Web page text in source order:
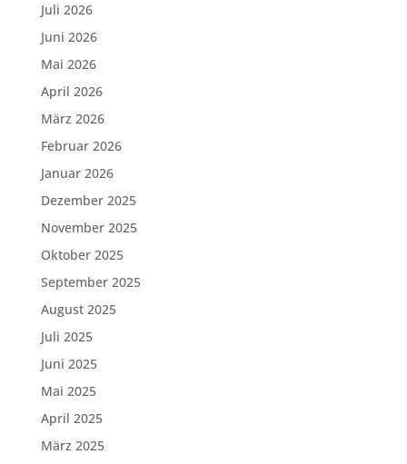
Juli 2026
Juni 2026
Mai 2026
April 2026
März 2026
Februar 2026
Januar 2026
Dezember 2025
November 2025
Oktober 2025
September 2025
August 2025
Juli 2025
Juni 2025
Mai 2025
April 2025
März 2025